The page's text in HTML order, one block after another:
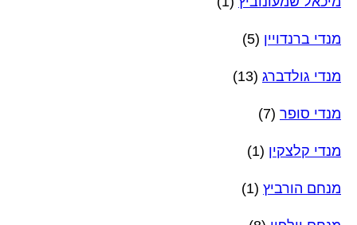
מנדי ברנדויין (5)
מנדי גולדברג (13)
מנדי סופר (7)
מנדי קלצקין (1)
מנחם הורביץ (1)